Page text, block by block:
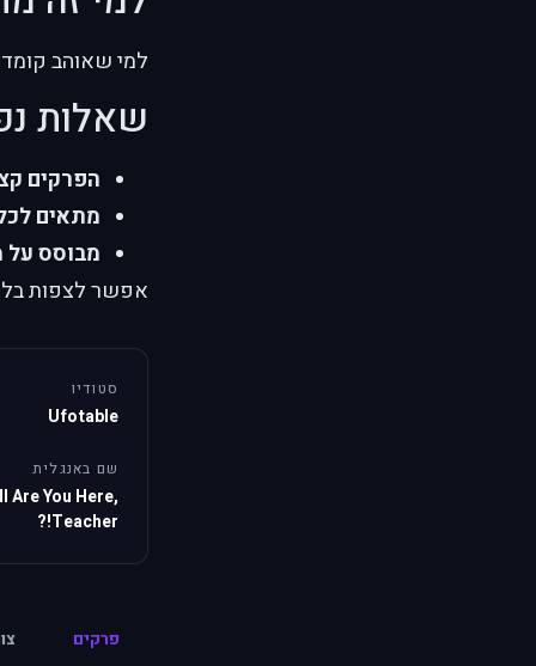
למי שאוהב
שאלות
הפרקים
מתאים
מבוסס על
אפשר לצפות
סטודיו
Ufotable
שם באנגלית
Are You Here,
Teacher!?
פרקים